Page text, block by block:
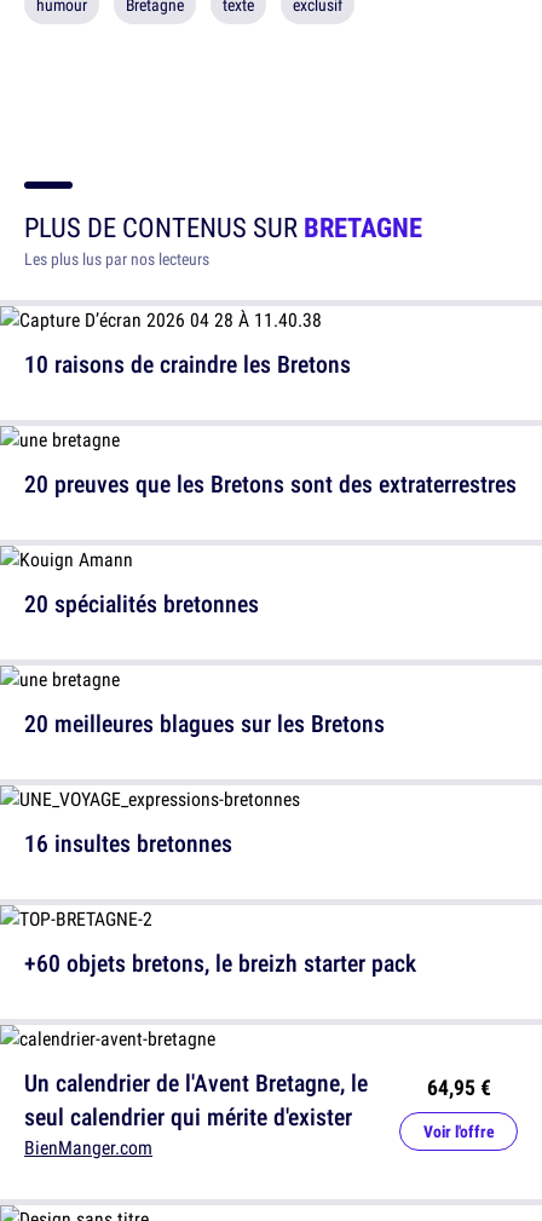
humour Bretagne texte exclusif
PLUS DE CONTENUS SURBRETAGNE
Les plus lus par nos lecteurs
10 raisons de craindre les Bretons
20 spécialités bretonnes
16 insultes bretonnes
Un calendrier de l'Avent Bretagne, le
seul calendrier qui mérite d'exister
BienManger.com
64,95 €
Voir l'offre
20 preuves que les Bretons sont des extraterrestres
20 meilleures blagues sur les Bretons
+60 objets bretons, le breizh starter pack